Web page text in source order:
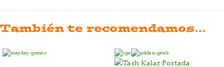
También te recomendamos…